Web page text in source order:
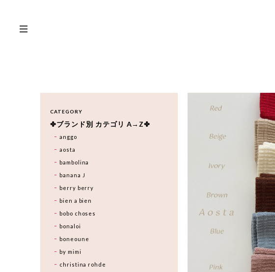
CATEGORY
✤ブランド別 カテゴリ A→Z✤
anggo
aosta
bambolina
banana J
berry berry
bien a bien
bobo choses
bonaloi
boneoune
by mimi
christina rohde